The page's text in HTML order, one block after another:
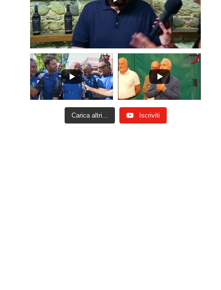
Carica altri... Iscriviti